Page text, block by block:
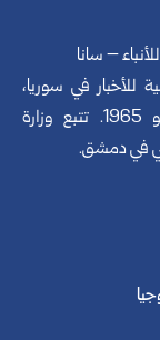
– سانا
للأخبار في سوريا،
تأسست في 24 يونيو 1965. تتبع وزارة
في دمشق.